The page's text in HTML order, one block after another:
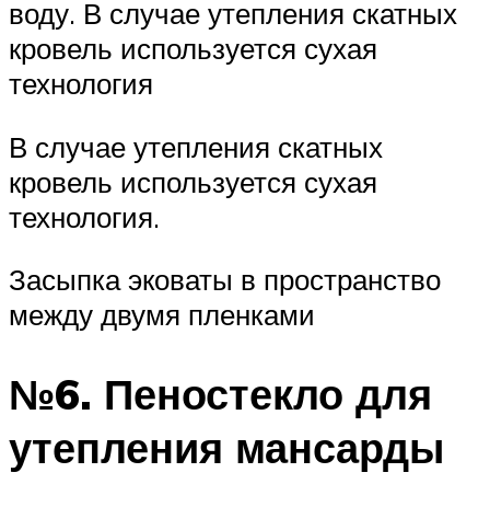
воду. В случае утепления скатных
кровель используется сухая
технология
В случае утепления скатных
кровель используется сухая
технология.
Засыпка эковаты в пространство
между двумя пленками
№6. Пеностекло для
утепления мансарды